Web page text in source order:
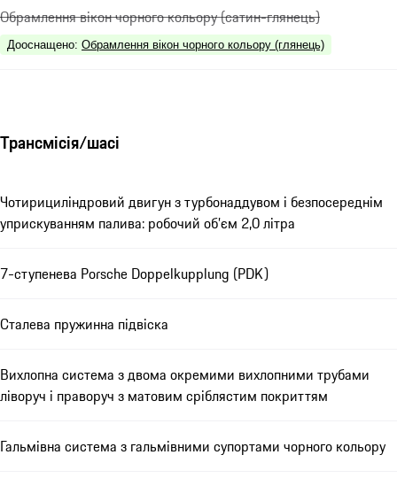
Обрамлення вікон чорного кольору (сатин-глянець)
Дооснащено: Обрамлення вікон чорного кольору (глянець)
Трансмісія/шасі
Чотирициліндровий двигун з турбонаддувом і безпосереднім
уприскуванням палива: робочий об’єм 2,0 літра
7-ступенева Porsche Doppelkupplung (PDK)
Сталева пружинна підвіска
Вихлопна система з двома окремими вихлопними трубами
ліворуч і праворуч з матовим сріблястим покриттям
Гальмівна система з гальмівними супортами чорного кольору